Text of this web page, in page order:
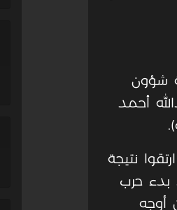
شؤون
أحمد
نتيجة
بدء حرب
من أوجه